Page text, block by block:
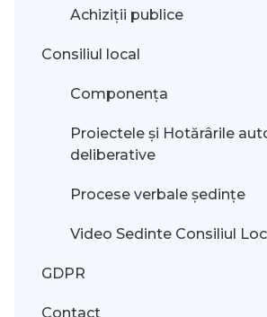
Achiziții publice
Consiliul local
Componența
Proiectele și Hotărârile
deliberative
Procese verbale ședințe
Video Sedinte Consiliul
GDPR
Contact